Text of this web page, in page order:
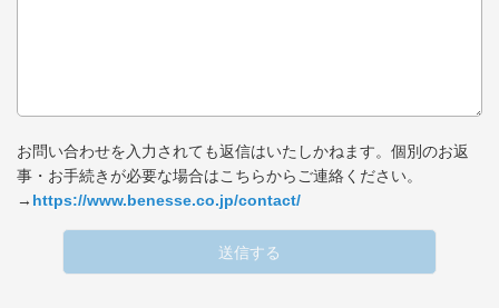
お問い合わせを入力されても返信はいたしかねます。個別のお返
事・お手続きが必要な場合はこちらからご連絡ください。
→ https://www.benesse.co.jp/contact/
送信する